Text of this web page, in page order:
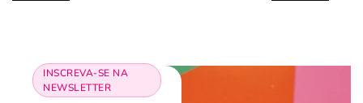
INSCREVA-SE NA
NEWSLETTER